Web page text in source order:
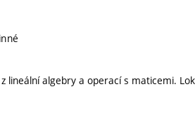
lineální algebry a operací s maticemi.